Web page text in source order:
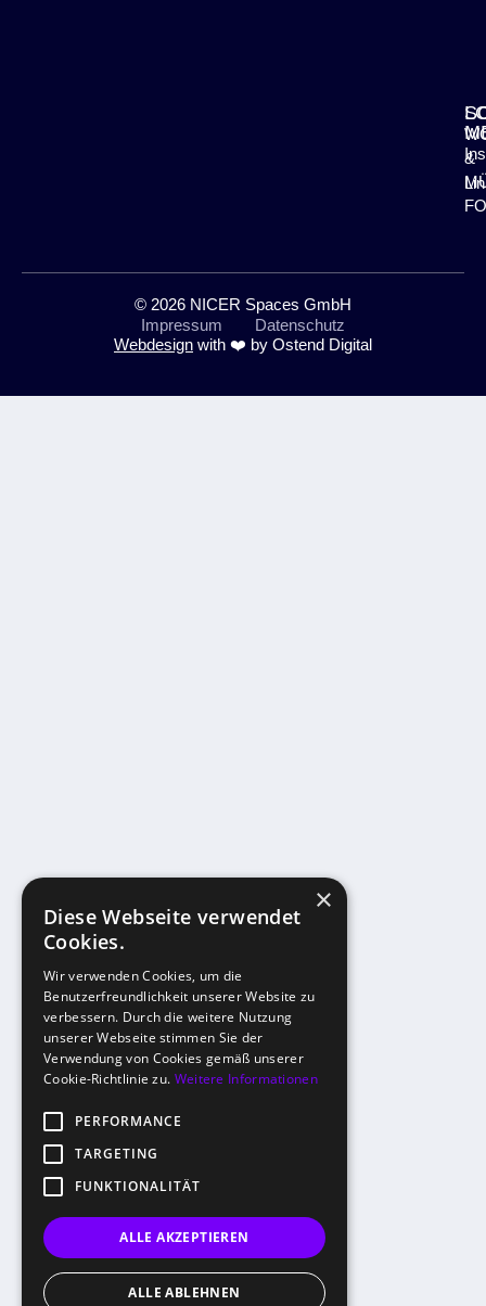
&
© 2026 NICER Spaces GmbH
Impressum
Datenschutz
Webdesign with ️️❤️ by Ostend Digital
×
Diese Webseite verwendet
Cookies.
Wir verwenden Cookies, um die
Benutzerfreundlichkeit unserer Website zu
verbessern. Durch die weitere Nutzung
unserer Webseite stimmen Sie der
Verwendung von Cookies gemäß unserer
Cookie-Richtlinie zu. Weitere Informationen
PERFORMANCE
TARGETING
FUNKTIONALITÄT
ALLE AKZEPTIEREN
ALLE ABLEHNEN